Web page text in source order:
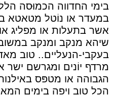
בימי החדווה הכמוּסה
במעדר או נוֹטל מטאטא
אשר בתעלות או מפליג
שיהא מנקב ומנקב
בעקבי-הנעליים.. טוב
מרדף יוֹנים ומגרשם
הגבוהה או מטפּס
הכל טוב ויפה בימים